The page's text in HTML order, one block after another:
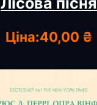
Ціна:40,00 ₴